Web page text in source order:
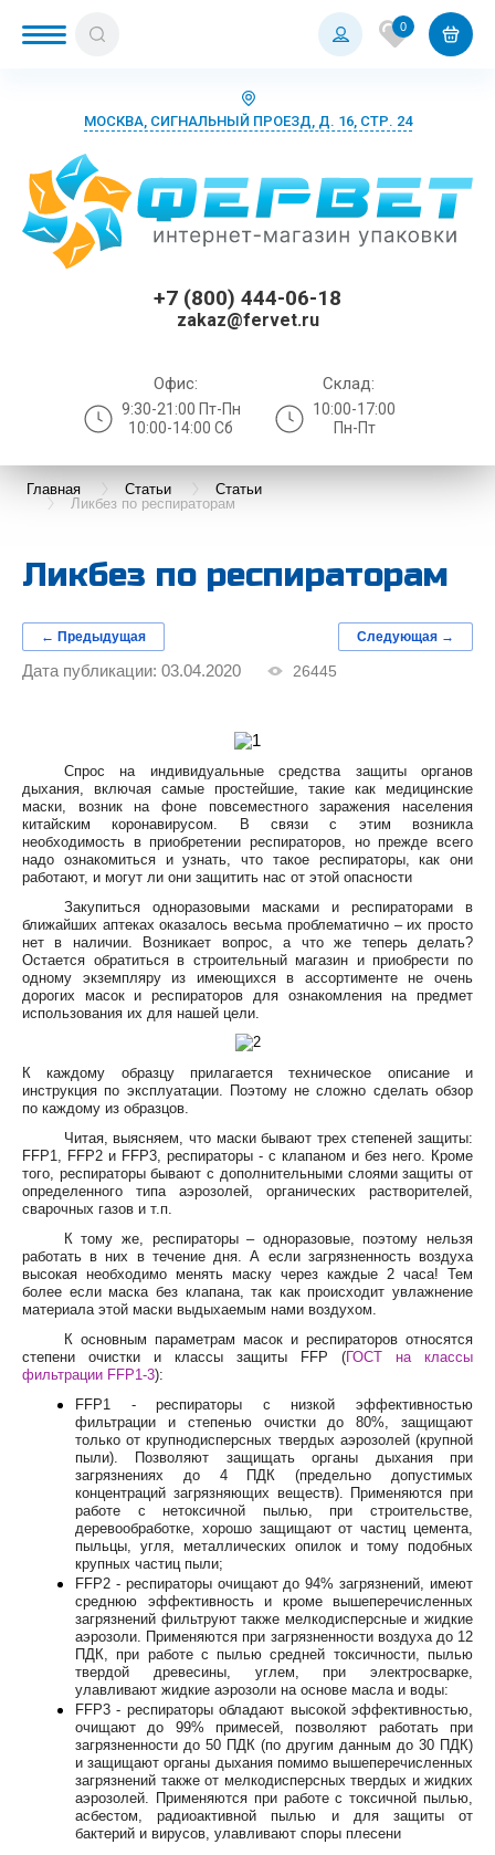
0
МОСКВА, СИГНАЛЬНЫЙ ПРОЕЗД, Д. 16, СТР. 24
+7 (800) 444-06-18
zakaz@fervet.ru
Офис:
9:30-21:00 Пт-Пн
10:00-14:00 Сб
Склад:
10:00-17:00
Пн-Пт
Главная Статьи
Статьи
Ликбез по респираторам
Ликбез по респираторам
← Предыдущая Следующая →
Дата публикации: 03.04.2020 26445
Спрос на индивидуальные средства защиты органов
дыхания, включая самые простейшие, такие как медицинские
маски, возник на фоне повсеместного заражения населения
китайским коронавирусом. В связи с этим возникла
необходимость в приобретении респираторов, но прежде всего
надо ознакомиться и узнать, что такое респираторы, как они
работают, и могут ли они защитить нас от этой опасности
Закупиться одноразовыми масками и респираторами в
ближайших аптеках оказалось весьма проблематично – их просто
нет в наличии. Возникает вопрос, а что же теперь делать?
Остается обратиться в строительный магазин и приобрести по
одному экземпляру из имеющихся в ассортименте не очень
дорогих масок и респираторов для ознакомления на предмет
использования их для нашей цели.
К каждому образцу прилагается техническое описание и
инструкция по эксплуатации. Поэтому не сложно сделать обзор
по каждому из образцов.
Читая, выясняем, что маски бывают трех степеней защиты:
FFP1, FFP2 и FFP3, респираторы - с клапаном и без него. Кроме
того, респираторы бывают с дополнительными слоями защиты от
определенного типа аэрозолей, органических растворителей,
сварочных газов и т.п.
К тому же, респираторы – одноразовые, поэтому нельзя
работать в них в течение дня. А если загрязненность воздуха
высокая необходимо менять маску через каждые 2 часа! Тем
более если маска без клапана, так как происходит увлажнение
материала этой маски выдыхаемым нами воздухом.
К основным параметрам масок и респираторов относятся
степени очистки и классы защиты FFP (ГОСТ на классы
фильтрации FFP1-3):
FFP1 - респираторы с низкой эффективностью
фильтрации и степенью очистки до 80%, защищают
только от крупнодисперсных твердых аэрозолей (крупной
пыли). Позволяют защищать органы дыхания при
загрязнениях до 4 ПДК (предельно допустимых
концентраций загрязняющих веществ). Применяются при
работе с нетоксичной пылью, при строительстве,
деревообработке, хорошо защищают от частиц цемента,
пыльцы, угля, металлических опилок и тому подобных
крупных частиц пыли;
FFP2 - респираторы очищают до 94% загрязнений, имеют
среднюю эффективность и кроме вышеперечисленных
загрязнений фильтруют также мелкодисперсные и жидкие
аэрозоли. Применяются при загрязненности воздуха до 12
ПДК, при работе с пылью средней токсичности, пылью
твердой древесины, углем, при электросварке,
улавливают жидкие аэрозоли на основе масла и воды:
FFP3 - респираторы обладают высокой эффективностью,
очищают до 99% примесей, позволяют работать при
загрязненности до 50 ПДК (по другим данным до 30 ПДК)
и защищают органы дыхания помимо вышеперечисленных
загрязнений также от мелкодисперсных твердых и жидких
аэрозолей. Применяются при работе с токсичной пылью,
асбестом, радиоактивной пылью и для защиты от
бактерий и вирусов, улавливают споры плесени